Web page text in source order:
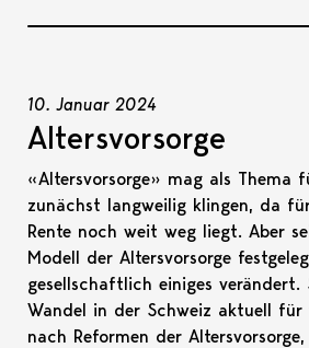
10. Januar 2024
Altersvorsorge
«Altersvorsorge» mag als Thema
zunächst langweilig klingen, da
Rente noch weit weg liegt. Aber
Modell der Altersvorsorge
gesellschaftlich einiges verändert.
Wandel in der Schweiz aktuell für
nach Reformen der